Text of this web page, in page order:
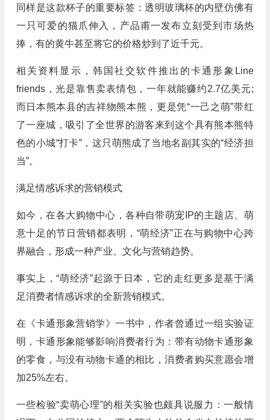
同样是这款杯子的重要标签：透明玻璃杯的内壁仿佛有
一只可爱的猫爪伸入，产品甫一发布立刻受到市场热
捧，有的黄牛甚至将它的价格炒到了近千元。
相关资料显示，韩国社交软件推出的卡通形象Line
friends，光是靠售卖表情包，一年就能赚约2.7亿美元;
而日本熊本县的吉祥物熊本熊，更是凭“一己之萌”带红
了一座城，吸引了全世界的游客来到这个具有熊本熊特
色的小城“打卡”，这只萌熊成了当地名副其实的“经济担
当”。
满足情感诉求的营销模式
如今，在各大购物中心，各种自带萌宠IP的主题店、萌
意十足的节日营销都表明，“萌经济”正在与购物中心跨
界融合，形成一种产业、文化与营销趋势。
事实上，“萌经济”起源于日本，它的走红更多是基于满
足消费者情感诉求的全新营销模式。
在《卡通形象营销学》一书中，作者曾通过一组实验证
明，卡通形象能够影响消费者行为：带有动物卡通形象
的零食，与没有动物卡通的相比，消费者购买意愿会增
加25%左右。
一些检验“卖萌心理”的相关实验也颇具说服力：一般情